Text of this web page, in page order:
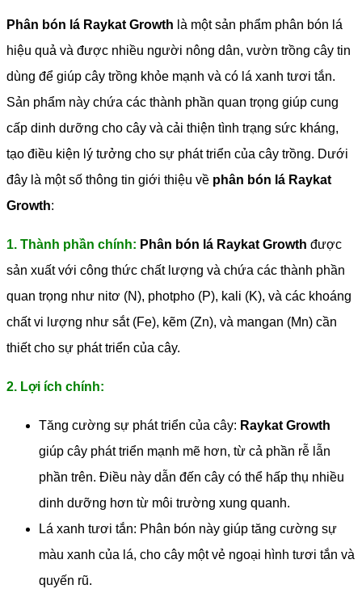
Phân bón lá Raykat Growth là một sản phẩm phân bón lá
hiệu quả và được nhiều người nông dân, vườn trồng cây tin
dùng để giúp cây trồng khỏe mạnh và có lá xanh tươi tắn.
Sản phẩm này chứa các thành phần quan trọng giúp cung
cấp dinh dưỡng cho cây và cải thiện tình trạng sức kháng,
tạo điều kiện lý tưởng cho sự phát triển của cây trồng. Dưới
đây là một số thông tin giới thiệu về phân bón lá Raykat
Growth:
1. Thành phần chính: Phân bón lá Raykat Growth được
sản xuất với công thức chất lượng và chứa các thành phần
quan trọng như nitơ (N), photpho (P), kali (K), và các khoáng
chất vi lượng như sắt (Fe), kẽm (Zn), và mangan (Mn) cần
thiết cho sự phát triển của cây.
2. Lợi ích chính:
Tăng cường sự phát triển của cây: Raykat Growth
giúp cây phát triển mạnh mẽ hơn, từ cả phần rễ lẫn
phần trên. Điều này dẫn đến cây có thể hấp thụ nhiều
dinh dưỡng hơn từ môi trường xung quanh.
Lá xanh tươi tắn: Phân bón này giúp tăng cường sự
màu xanh của lá, cho cây một vẻ ngoại hình tươi tắn và
quyến rũ.